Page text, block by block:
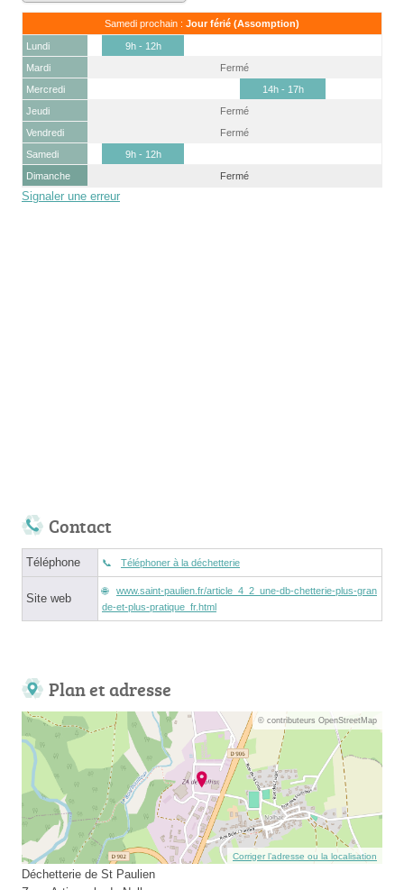
Samedi prochain : Jour férié (Assomption)
Lundi
9h - 12h
Mardi
Fermé
Mercredi
14h - 17h
Jeudi
Fermé
Vendredi
Fermé
Samedi
9h - 12h
Dimanche
Fermé
Signaler une erreur
Contact
Téléphone Téléphoner à la déchetterie
Site web
www.saint-paulien.fr/article_4_2_une-db-chetterie-plus-gran
de-et-plus-pratique_fr.html
Plan et adresse
© contributeurs OpenStreetMap
Corriger l’adresse ou la localisation
Déchetterie de St Paulien